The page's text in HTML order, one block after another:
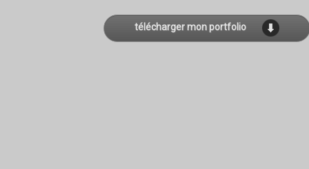
télécharger mon portfolio